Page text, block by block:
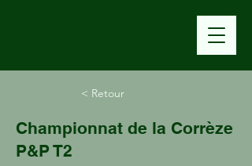
< Retour
Championnat de la Corrèze
P&P T2